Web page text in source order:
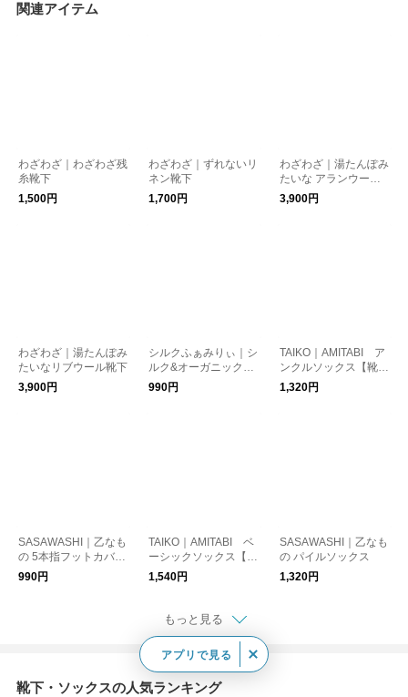
関連アイテム
わざわざ｜わざわざ残
糸靴下
1,500円
わざわざ｜ずれないリ
ネン靴下
1,700円
わざわざ｜湯たんぽみ
たいな アランウール
靴下
3,900円
わざわざ｜湯たんぽみ
たいなリブウール靴下
3,900円
シルクふぁみりぃ｜シ
ルク&オーガニックコ
ットン ソックス【靴
下】
990円
TAIKO｜AMITABI ア
ンクルソックス【靴
下】
1,320円
SASAWASHI｜乙なも
の 5本指フットカバー
ブラック
990円
TAIKO｜AMITABI ベ
ーシックソックス【靴
下】
1,540円
SASAWASHI｜乙なも
の パイルソックス
1,320円
もっと見る
靴下・ソックスの人気ランキング
アプリで見る